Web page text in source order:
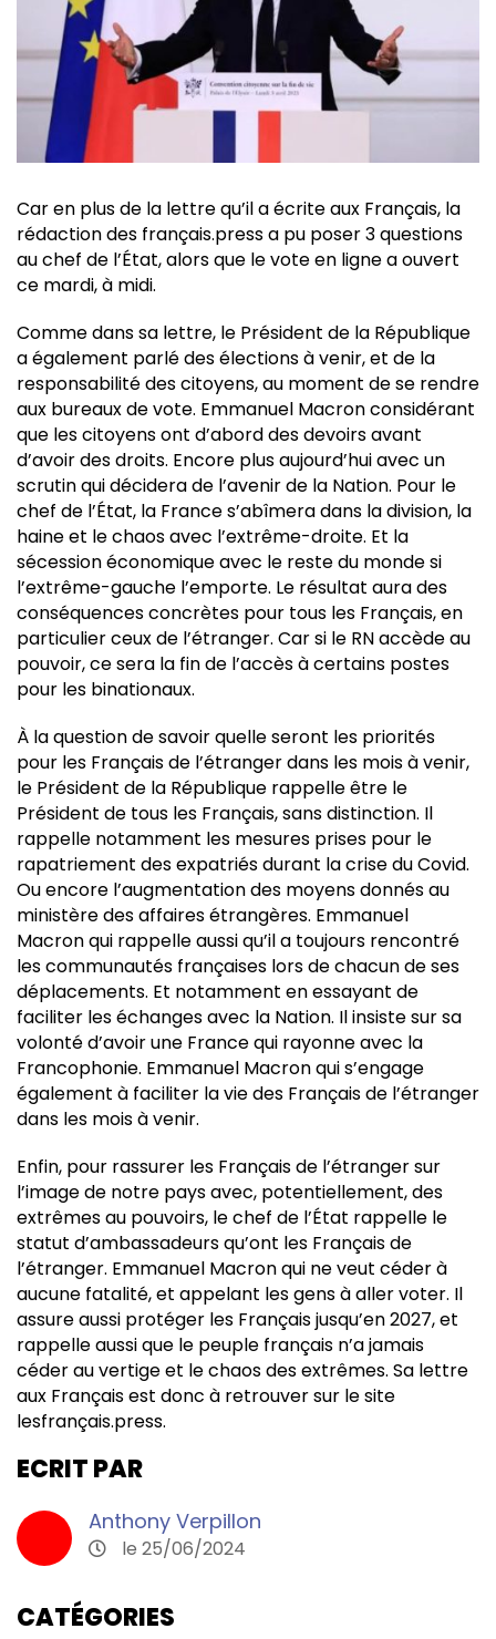
Car en plus de la lettre qu’il a écrite aux Français, la
rédaction des français.press a pu poser 3 questions
au chef de l’État, alors que le vote en ligne a ouvert
ce mardi, à midi.
Comme dans sa lettre, le Président de la République
a également parlé des élections à venir, et de la
responsabilité des citoyens, au moment de se rendre
aux bureaux de vote. Emmanuel Macron considérant
que les citoyens ont d’abord des devoirs avant
d’avoir des droits. Encore plus aujourd’hui avec un
scrutin qui décidera de l’avenir de la Nation. Pour le
chef de l’État, la France s’abîmera dans la division, la
haine et le chaos avec l’extrême-droite. Et la
sécession économique avec le reste du monde si
l’extrême-gauche l’emporte. Le résultat aura des
conséquences concrètes pour tous les Français, en
particulier ceux de l’étranger. Car si le RN accède au
pouvoir, ce sera la fin de l’accès à certains postes
pour les binationaux.
À la question de savoir quelle seront les priorités
pour les Français de l’étranger dans les mois à venir,
le Président de la République rappelle être le
Président de tous les Français, sans distinction. Il
rappelle notamment les mesures prises pour le
rapatriement des expatriés durant la crise du Covid.
Ou encore l’augmentation des moyens donnés au
ministère des affaires étrangères. Emmanuel
Macron qui rappelle aussi qu’il a toujours rencontré
les communautés françaises lors de chacun de ses
déplacements. Et notamment en essayant de
faciliter les échanges avec la Nation. Il insiste sur sa
volonté d’avoir une France qui rayonne avec la
Francophonie. Emmanuel Macron qui s’engage
également à faciliter la vie des Français de l’étranger
dans les mois à venir.
Enfin, pour rassurer les Français de l’étranger sur
l’image de notre pays avec, potentiellement, des
extrêmes au pouvoirs, le chef de l’État rappelle le
statut d’ambassadeurs qu’ont les Français de
l’étranger. Emmanuel Macron qui ne veut céder à
aucune fatalité, et appelant les gens à aller voter. Il
assure aussi protéger les Français jusqu’en 2027, et
rappelle aussi que le peuple français n’a jamais
céder au vertige et le chaos des extrêmes. Sa lettre
aux Français est donc à retrouver sur le site
lesfrançais.press.
ECRIT PAR
Anthony Verpillon
le 25/06/2024
CATÉGORIES